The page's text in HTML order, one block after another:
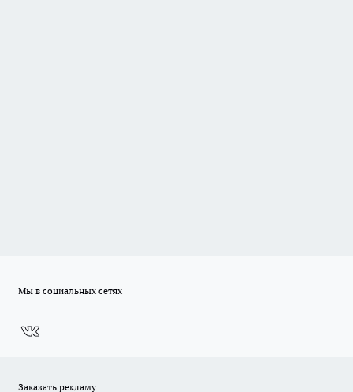
Мы в социальных сетях
Заказать рекламу